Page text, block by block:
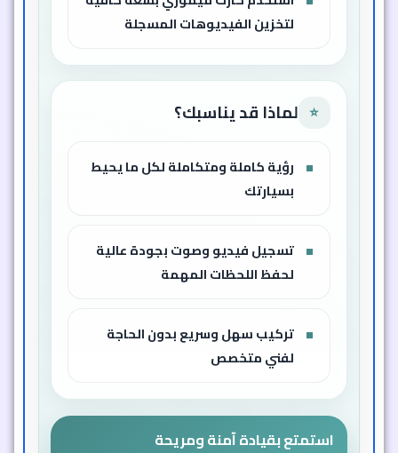
لتخزين الفيديوهات المسجلة
⭐ لماذا قد يناسبك؟
رؤية كاملة ومتكاملة لكل ما يحيط
بسيارتك
تسجيل فيديو وصوت بجودة عالية
لحفظ اللحظات المهمة
تركيب سهل وسريع بدون الحاجة
لفني متخصص
استمتع بقيادة آمنة ومريحة